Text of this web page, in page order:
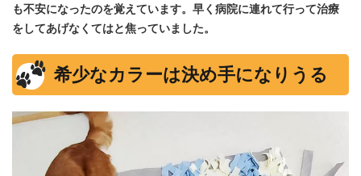
も不安になったのを覚えています。早く病院に連れて行って治療
をしてあげなくてはと焦っていました。
希少なカラーは決め手になりうる